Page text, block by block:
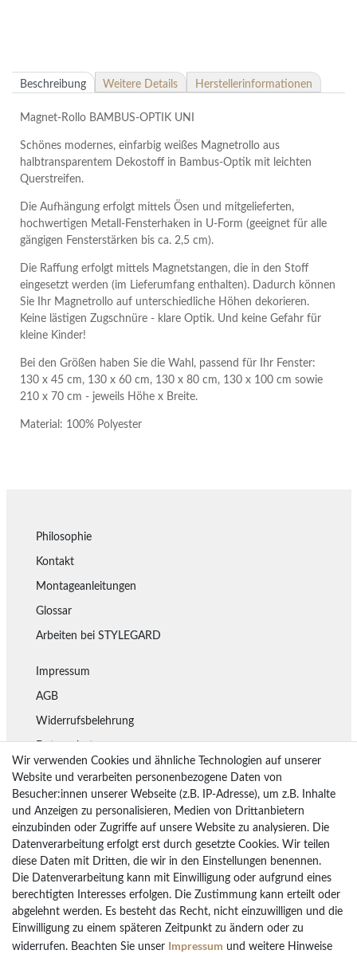
Beschreibung Weitere Details Herstellerinformationen
Magnet-Rollo BAMBUS-OPTIK UNI
Schönes modernes, einfarbig weißes Magnetrollo aus
halbtransparentem Dekostoff in Bambus-Optik mit leichten
Querstreifen.
Die Aufhängung erfolgt mittels Ösen und mitgelieferten,
hochwertigen Metall-Fensterhaken in U-Form (geeignet für alle
gängigen Fensterstärken bis ca. 2,5 cm).
Die Raffung erfolgt mittels Magnetstangen, die in den Stoff
eingesetzt werden (im Lieferumfang enthalten). Dadurch können
Sie Ihr Magnetrollo auf unterschiedliche Höhen dekorieren.
Keine lästigen Zugschnüre - klare Optik. Und keine Gefahr für
kleine Kinder!
Bei den Größen haben Sie die Wahl, passend für Ihr Fenster:
130 x 45 cm, 130 x 60 cm, 130 x 80 cm, 130 x 100 cm sowie
210 x 70 cm - jeweils Höhe x Breite.
Material: 100% Polyester
Philosophie
Kontakt
Montageanleitungen
Glossar
Arbeiten bei STYLEGARD
Impressum
AGB
Widerrufsbelehrung
Datenschutz
Lieferung
Rückgaberecht
Vertrag widerrufen
Bezahlarten
PayPal
Vorkasse Überweisung
Wir verwenden Cookies und ähnliche Technologien auf unserer
Website und verarbeiten personenbezogene Daten von
Besucher:innen unserer Webseite (z.B. IP-Adresse), um z.B. Inhalte
und Anzeigen zu personalisieren, Medien von Drittanbietern
einzubinden oder Zugriffe auf unsere Website zu analysieren. Die
Datenverarbeitung erfolgt erst durch gesetzte Cookies. Wir teilen
diese Daten mit Dritten, die wir in den Einstellungen benennen.
Die Datenverarbeitung kann mit Einwilligung oder aufgrund eines
berechtigten Interesses erfolgen. Die Zustimmung kann erteilt oder
abgelehnt werden. Es besteht das Recht, nicht einzuwilligen und die
Einwilligung zu einem späteren Zeitpunkt zu ändern oder zu
widerrufen. Beachten Sie unser Impressum und weitere Hinweise